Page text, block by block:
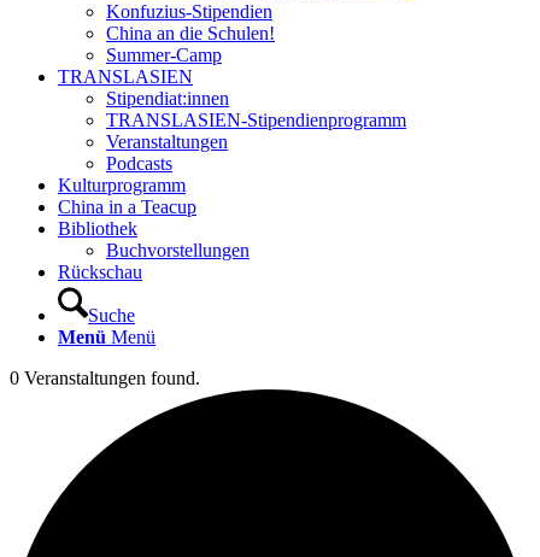
Konfuzius-Stipendien
China an die Schulen!
Summer-Camp
TRANSLASIEN
Stipendiat:innen
TRANSLASIEN-Stipendienprogramm
Veranstaltungen
Podcasts
Kulturprogramm
China in a Teacup
Bibliothek
Buchvorstellungen
Rückschau
Suche
Menü Menü
0 Veranstaltungen found.